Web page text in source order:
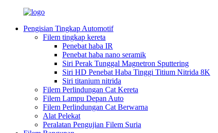
Pengisian Tingkap Automotif
Filem tingkap kereta
Penebat haba IR
Penebat haba nano seramik
Siri Perak Tunggal Magnetron Sputtering
Siri HD Penebat Haba Tinggi Titium Nitrida 8K
Siri titanium nitrida
Filem Perlindungan Cat Kereta
Filem Lampu Depan Auto
Filem Perlindungan Cat Berwarna
Alat Pelekat
Peralatan Pengujian Filem Suria